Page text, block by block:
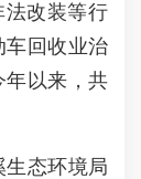
法改装等行
车回收业治
年以来，共
态环境局